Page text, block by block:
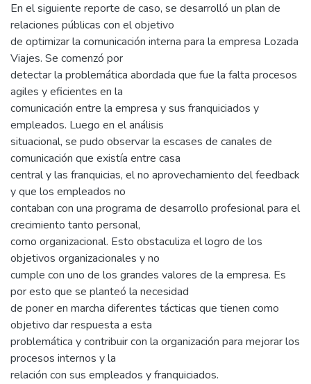
En el siguiente reporte de caso, se desarrolló un plan de
relaciones públicas con el objetivo
de optimizar la comunicación interna para la empresa Lozada
Viajes. Se comenzó por
detectar la problemática abordada que fue la falta procesos
agiles y eficientes en la
comunicación entre la empresa y sus franquiciados y
empleados. Luego en el análisis
situacional, se pudo observar la escases de canales de
comunicación que existía entre casa
central y las franquicias, el no aprovechamiento del feedback
y que los empleados no
contaban con una programa de desarrollo profesional para el
crecimiento tanto personal,
como organizacional. Esto obstaculiza el logro de los
objetivos organizacionales y no
cumple con uno de los grandes valores de la empresa. Es
por esto que se planteó la necesidad
de poner en marcha diferentes tácticas que tienen como
objetivo dar respuesta a esta
problemática y contribuir con la organización para mejorar los
procesos internos y la
relación con sus empleados y franquiciados.